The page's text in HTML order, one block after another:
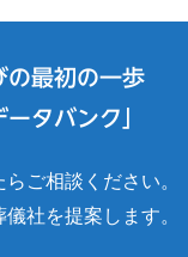
の最初の一歩
ータバンク」
ご相談ください。
社を提案します。